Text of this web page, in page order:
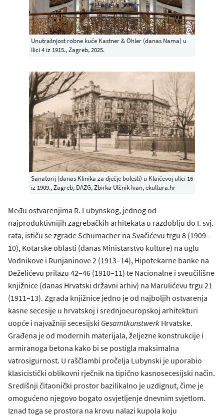
Unutrašnjost robne kuće Kastner & Öhler (danas Nama) u
Ilici 4 iz 1915., Zagreb, 2025.
Sanatorij (danas Klinika za dječje bolesti) u Klaićevoj ulici 16
iz 1909., Zagreb, DAZG, Zbirka Ulčnik Ivan, ekultura.hr
Među ostvarenjima R. Lubynskog, jednog od
najproduktivnijih zagrebačkih arhitekata u razdoblju do I. svj.
rata, ističu se zgrade Schumacher na Svačićevu trgu 8 (1909–
10), Kotarske oblasti (danas Ministarstvo kulture) na uglu
Vodnikove i Runjaninove 2 (1913–14), Hipotekarne banke na
Deželićevu prilazu 42–46 (1910–11) te Nacionalne i sveučilišne
knjižnice (danas Hrvatski državni arhiv) na Marulićevu trgu 21
(1911–13). Zgrada knjižnice jedno je od najboljih ostvarenja
kasne secesije u hrvatskoj i srednjoeuropskoj arhitekturi
uopće i najvažniji secesijski Gesamtkunstwerk Hrvatske.
Građena je od modernih materijala, željezne konstrukcije i
armiranoga betona kako bi se postigla maksimalna
vatrosigurnost. U raščlambi pročelja Lubynski je uporabio
klasicistički oblikovni rječnik na tipično kasnosecesijski način.
Središnji čitaonički prostor bazilikalno je uzdignut, čime je
omogućeno njegovo bogato osvjetljenje dnevnim svjetlom.
Iznad toga se prostora na krovu nalazi kupola koju